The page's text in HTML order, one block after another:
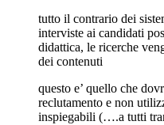
tutto il contrario dei
interviste ai candidati
didattica, le ricerche
dei contenuti
questo e’ quello che
reclutamento e non
inspiegabili (….a tutti